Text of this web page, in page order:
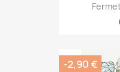
-2,90 €